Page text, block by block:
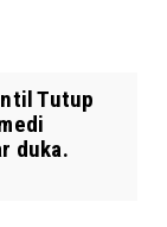
Tutup
duka.